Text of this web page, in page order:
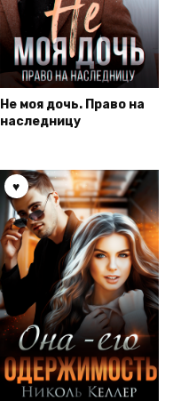
Не моя дочь. Право на
наследницу